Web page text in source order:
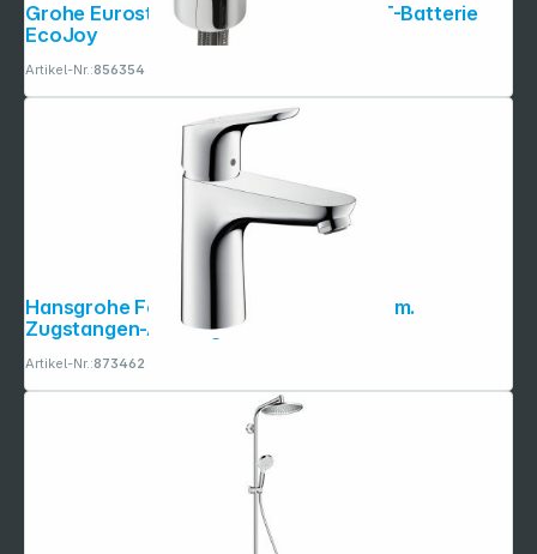
Grohe Eurostyle Cosmopolitan EH-WT-Batterie
EcoJoy
Artikel-Nr.:856354
Hansgrohe Focus EH-WT-Mischer 100 m.
Zugstangen-Ablaufgarnitur
Artikel-Nr.:873462